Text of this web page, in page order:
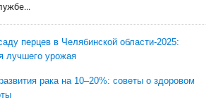
перцев в Челябинской области-2025:
лучшего урожая
рака на 10–20%: советы о здоровом